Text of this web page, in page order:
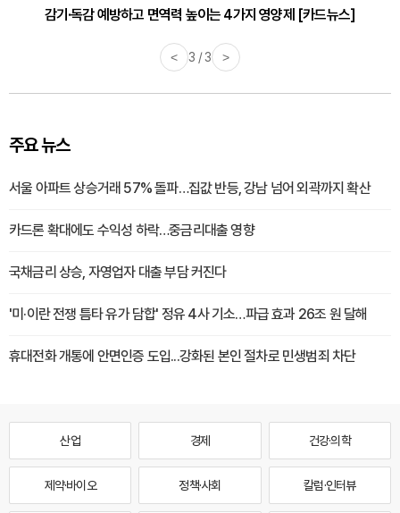
감기·독감 예방하고 면역력 높이는 4가지 영양제 [카드뉴스]
< 3 / 3 >
주요 뉴스
서울 아파트 상승거래 57% 돌파…집값 반등, 강남 넘어 외곽까지 확산
카드론 확대에도 수익성 하락…중금리대출 영향
국채금리 상승, 자영업자 대출 부담 커진다
'미·이란 전쟁 틈타 유가 담합' 정유 4사 기소…파급 효과 26조 원 달해
휴대전화 개통에 안면인증 도입...강화된 본인 절차로 민생범죄 차단
산업 경제 건강·의학
제약·바이오 정책·사회 칼럼·인터뷰